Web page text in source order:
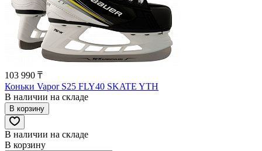
103 990 ₸
Коньки Vapor S25 FLY40 SKATE YTH
В наличии на складе
В корзину
В наличии на складе
В корзину